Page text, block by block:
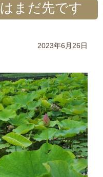
まだ先です
2023年6月26日